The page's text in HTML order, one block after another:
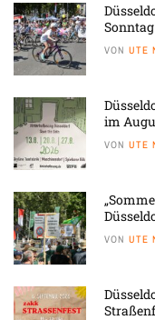
VON UTE
im
VON UTE
VON UTE